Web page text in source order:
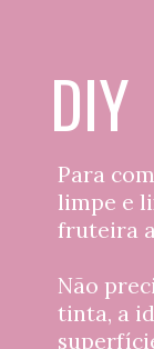
Para
limpe e
fruteira
Não
tinta, a
DIY